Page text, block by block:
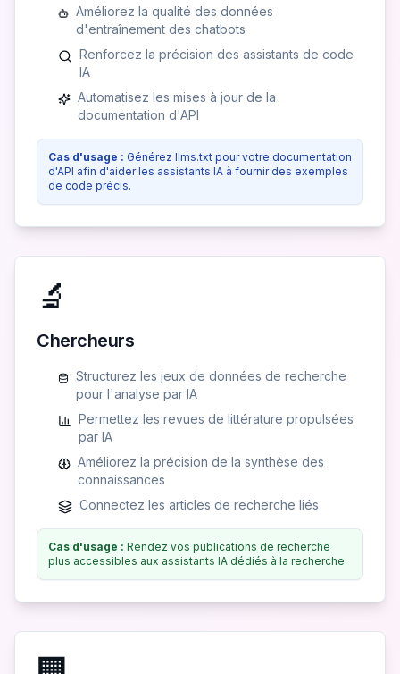
Améliorez la qualité des données
d'entraînement des chatbots
Renforcez la précision des assistants de code
IA
Automatisez les mises à jour de la
documentation d'API
Cas d'usage : Générez llms.txt pour votre documentation
d'API afin d'aider les assistants IA à fournir des exemples
de code précis.
🔬
Chercheurs
Structurez les jeux de données de recherche
pour l'analyse par IA
Permettez les revues de littérature propulsées
par IA
Améliorez la précision de la synthèse des
connaissances
Connectez les articles de recherche liés
Cas d'usage : Rendez vos publications de recherche
plus accessibles aux assistants IA dédiés à la recherche.